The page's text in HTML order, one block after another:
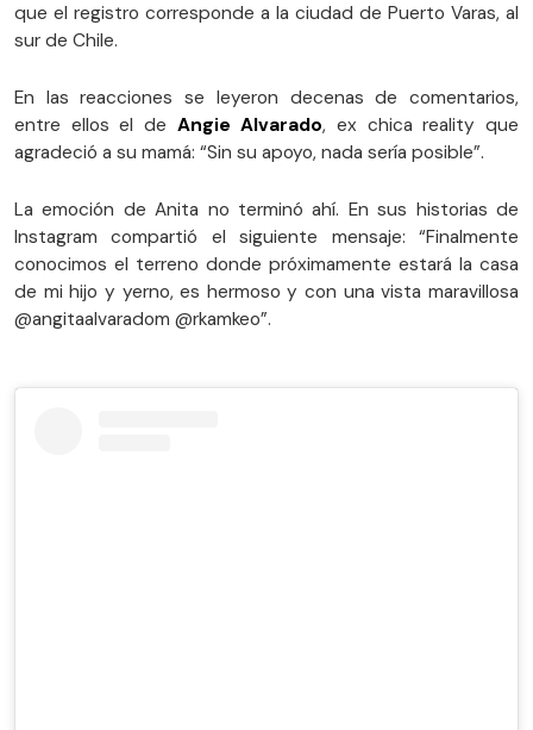
que el registro corresponde a la ciudad de Puerto Varas, al
sur de Chile.
En las reacciones se leyeron decenas de comentarios,
entre ellos el de Angie Alvarado, ex chica reality que
agradeció a su mamá: “Sin su apoyo, nada sería posible”.
La emoción de Anita no terminó ahí. En sus historias de
Instagram compartió el siguiente mensaje: “Finalmente
conocimos el terreno donde próximamente estará la casa
de mi hijo y yerno, es hermoso y con una vista maravillosa
@angitaalvaradom @rkamkeo”.